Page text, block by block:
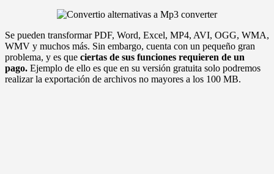
Se pueden transformar PDF, Word, Excel, MP4, AVI, OGG, WMA,
WMV y muchos más. Sin embargo, cuenta con un pequeño gran
problema, y es que ciertas de sus funciones requieren de un
pago. Ejemplo de ello es que en su versión gratuita solo podremos
realizar la exportación de archivos no mayores a los 100 MB.